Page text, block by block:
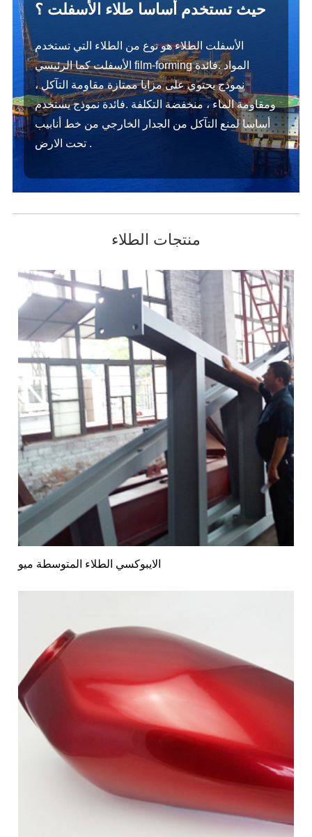
حيث تستخدم أساسا طلاء الأسفلت ؟
الأسفلت الطلاء هو نوع من الطلاء التي تستخدم
الأسفلت كما الرئيسي film-forming المواد .فائدة
نموذج يحتوي على مزايا ممتازة مقاومة التآكل ،
ومقاومة الماء ، منخفضة التكلفة .فائدة نموذج يستخدم
أساسا لمنع التآكل من الجدار الخارجي من خط أنابيب
تحت الارض .
منتجات الطلاء
الايبوكسي الطلاء المتوسطة ميو